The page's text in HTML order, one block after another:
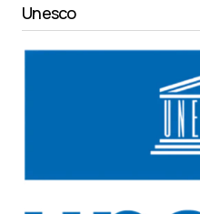
Unesco